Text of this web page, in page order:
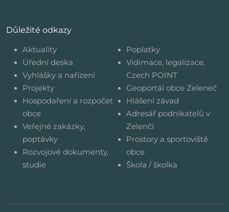
Důležité odkazy
Aktuality
Úřední deska
Vyhlášky a nařízení
Projekty
Hospodaření a rozpočet
obce
Veřejné zakázky,
poptávky
Rozvojové dokumenty,
studie
Poplatky
Vidimace, legalizace,
Czech POINT
Geoportál obce Zeleneč
Hlášení závad
Adresář podnikatelů v
Zelenči
Prostory a sportoviště
obce
Škola / školka